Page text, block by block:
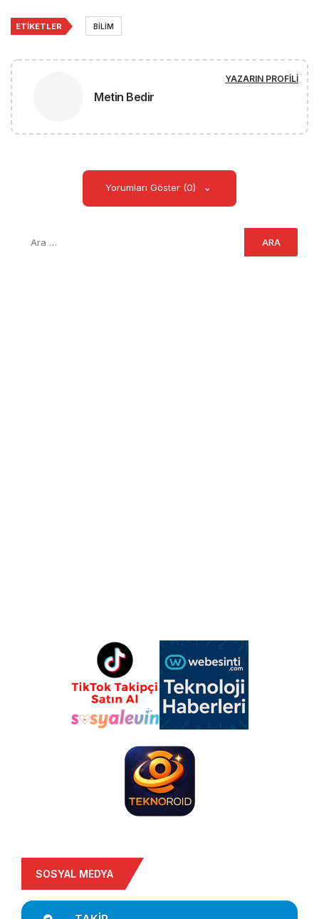
ETIKETLER BILIM
Metin Bedir
YAZARIN PROFILI
Yorumları Göster (0)
SOSYAL MEDYA